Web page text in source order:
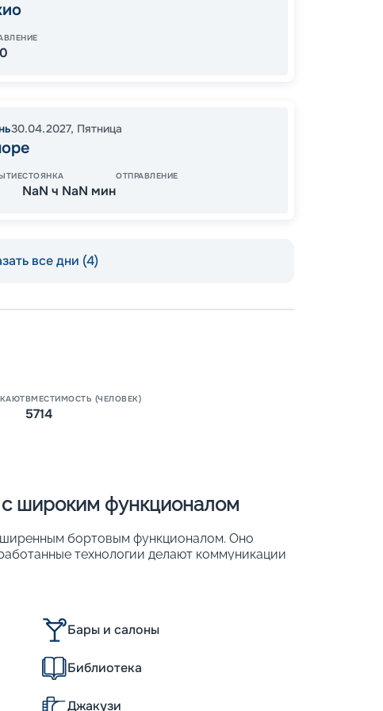
30.04.2027, Пятница
СТОЯНКА
NaN ч NaN мин
ОТПРАВЛЕНИЕ
все дни (4)
ВМЕСТИМОСТЬ (ЧЕЛОВЕК)
5714
широким функционалом
бортовым функционалом. Оно
технологии делают коммуникации
планировать свой день. На корабле может
Для их размещения предлагаются 2 244
лайнера:
Бары и салоны
Библиотека
Джакузи